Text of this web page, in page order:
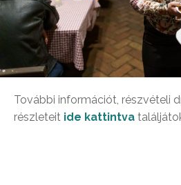
További információt, részvételi
részleteit ide kattintva